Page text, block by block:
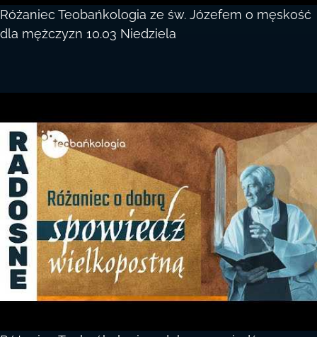
Różaniec Teobańkologia ze św. Józefem o męskość
dla mężczyzn 10.03 Niedziela